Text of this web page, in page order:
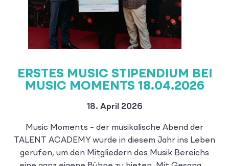
ERSTES MUSIC STIPENDIUM BEI
MUSIC MOMENTS 18.04.2026
18. April 2026
Music Moments – der musikalische Abend der
TALENT ACADEMY wurde in diesem Jahr ins Leben
gerufen, um den Mitgliedern des Musik Bereichs